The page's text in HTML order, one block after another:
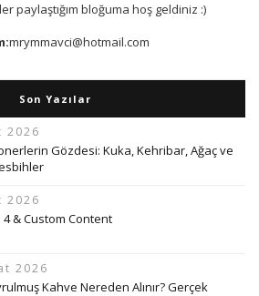
paylaştığım bloğuma hoş geldiniz :)
mrymmavci@hotmail.com
Son Yazılar
2026
Gözdesi: Kuka, Kehribar, Ağaç ve
2026
4 & Custom Content
2026
Kahve Nereden Alınır? Gerçek